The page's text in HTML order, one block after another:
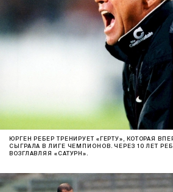
ЮРГЕН РЕБЕР ТРЕНИРУЕТ «ГЕРТУ», КОТОРАЯ
СЫГРАЛА В ЛИГЕ ЧЕМПИОНОВ. ЧЕРЕЗ 10 ЛЕТ
ВОЗГЛАВЛЯЯ «САТУРН».